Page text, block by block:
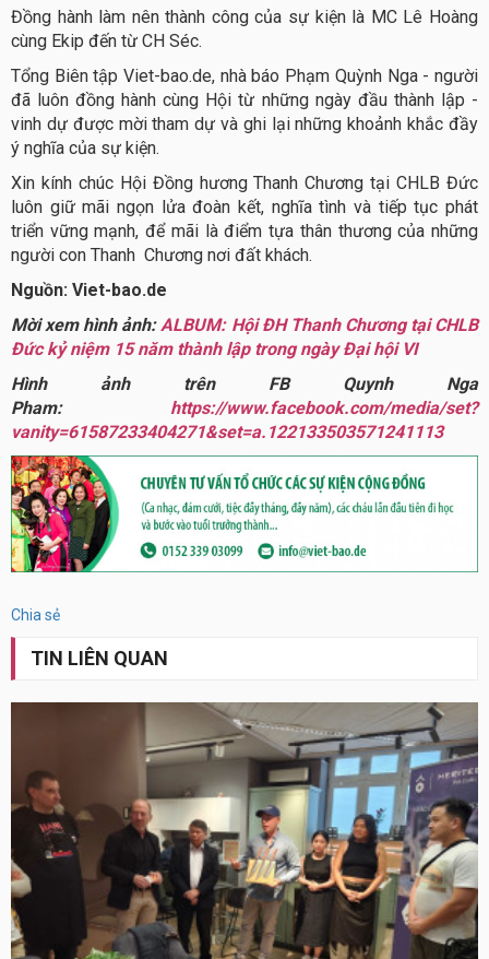
Đồng hành làm nên thành công của sự kiện là MC Lê Hoàng
cùng Ekip đến từ CH Séc.
Tổng Biên tập Viet-bao.de, nhà báo Phạm Quỳnh Nga - người
đã luôn đồng hành cùng Hội từ những ngày đầu thành lập -
vinh dự được mời tham dự và ghi lại những khoảnh khắc đầy
ý nghĩa của sự kiện.
Xin kính chúc Hội Đồng hương Thanh Chương tại CHLB Đức
luôn giữ mãi ngọn lửa đoàn kết, nghĩa tình và tiếp tục phát
triển vững mạnh, để mãi là điểm tựa thân thương của những
người con Thanh Chương nơi đất khách.
Nguồn: Viet-bao.de
Mời xem hình ảnh:ALBUM: Hội ĐH Thanh Chương tại CHLB
Đức kỷ niệm 15 năm thành lập trong ngày Đại hội VI
Hình ảnh trên FB Quynh Nga
Pham: https://www.facebook.com/media/set?
vanity=61587233404271&set=a.122133503571241113
Chia sẻ
TIN LIÊN QUAN